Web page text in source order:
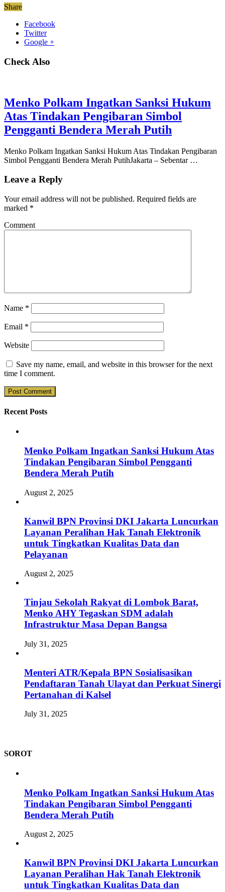
Share
Facebook
Twitter
Google +
Check Also
Menko Polkam Ingatkan Sanksi Hukum
Atas Tindakan Pengibaran Simbol
Pengganti Bendera Merah Putih
Menko Polkam Ingatkan Sanksi Hukum Atas Tindakan Pengibaran
Simbol Pengganti Bendera Merah PutihJakarta – Sebentar …
Leave a Reply
Your email address will not be published. Required fields are
marked *
Comment
Name *
Email *
Website
Save my name, email, and website in this browser for the next
time I comment.
Recent Posts
Menko Polkam Ingatkan Sanksi Hukum Atas
Tindakan Pengibaran Simbol Pengganti
Bendera Merah Putih
August 2, 2025
Kanwil BPN Provinsi DKI Jakarta Luncurkan
Layanan Peralihan Hak Tanah Elektronik
untuk Tingkatkan Kualitas Data dan
Pelayanan
August 2, 2025
Tinjau Sekolah Rakyat di Lombok Barat,
Menko AHY Tegaskan SDM adalah
Infrastruktur Masa Depan Bangsa
July 31, 2025
Menteri ATR/Kepala BPN Sosialisasikan
Pendaftaran Tanah Ulayat dan Perkuat Sinergi
Pertanahan di Kalsel
July 31, 2025
SOROT
Menko Polkam Ingatkan Sanksi Hukum Atas
Tindakan Pengibaran Simbol Pengganti
Bendera Merah Putih
August 2, 2025
Kanwil BPN Provinsi DKI Jakarta Luncurkan
Layanan Peralihan Hak Tanah Elektronik
untuk Tingkatkan Kualitas Data dan